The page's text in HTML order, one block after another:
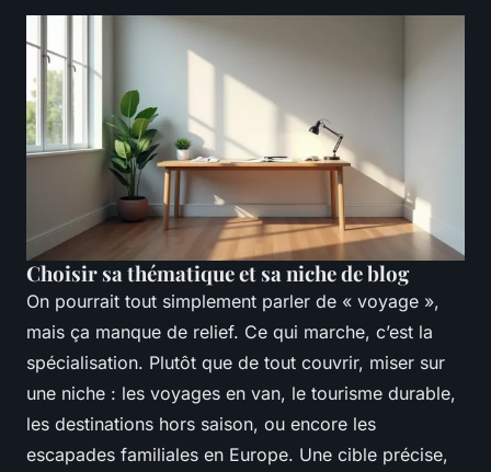
Choisir sa thématique et sa niche de blog
On pourrait tout simplement parler de « voyage »,
mais ça manque de relief. Ce qui marche, c’est la
spécialisation. Plutôt que de tout couvrir, miser sur
une niche : les voyages en van, le tourisme durable,
les destinations hors saison, ou encore les
escapades familiales en Europe. Une cible précise,